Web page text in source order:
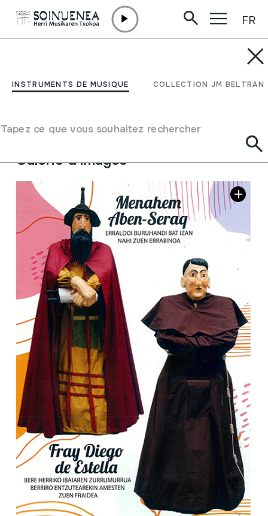
INSTRUMENTS DE MUSIQUE COLLECTION JM BELTRAN
Tapez ce que vous souhaitez rechercher
FR
Menahem Aben-Serak /
Auteur Angel de Miguel Martinez;
Galerie d'images